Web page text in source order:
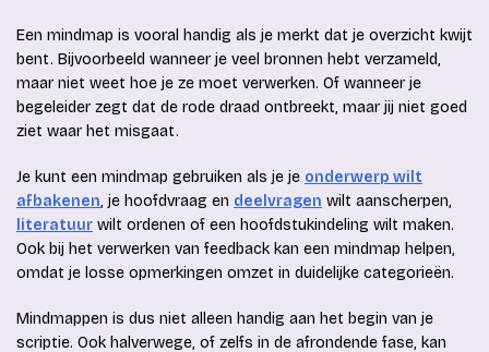
Een mindmap is vooral handig als je merkt dat je overzicht kwijt
bent. Bijvoorbeeld wanneer je veel bronnen hebt verzameld,
maar niet weet hoe je ze moet verwerken. Of wanneer je
begeleider zegt dat de rode draad ontbreekt, maar jij niet goed
ziet waar het misgaat.
Je kunt een mindmap gebruiken als je je onderwerp wilt
afbakenen, je hoofdvraag en deelvragen wilt aanscherpen,
literatuur wilt ordenen of een hoofdstukindeling wilt maken.
Ook bij het verwerken van feedback kan een mindmap helpen,
omdat je losse opmerkingen omzet in duidelijke categorieën.
Mindmappen is dus niet alleen handig aan het begin van je
scriptie. Ook halverwege, of zelfs in de afrondende fase, kan